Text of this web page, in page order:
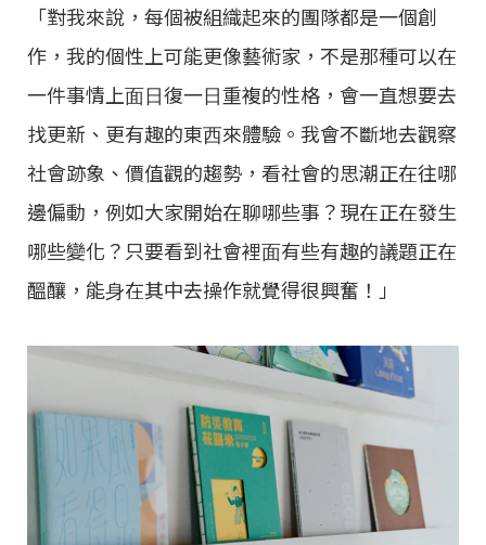
「對我來說，每個被組織起來的團隊都是⼀個創
作，我的個性上可能更像藝術家，不是那種可以在
⼀件事情上⾯⽇復⼀⽇重複的性格，會⼀直想要去
找更新、更有趣的東⻄來體驗。我會不斷地去觀察
社會跡象、價值觀的趨勢，看社會的思潮正在往哪
邊偏動，例如⼤家開始在聊哪些事？現在正在發⽣
哪些變化？只要看到社會裡⾯有些有趣的議題正在
醞釀，能⾝在其中去操作就覺得很興奮！」